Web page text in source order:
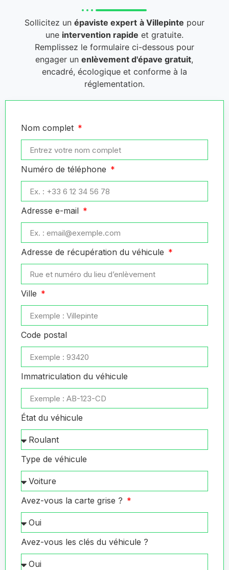
Sollicitez un épaviste expert à Villepinte pour
une intervention rapide et gratuite.
Remplissez le formulaire ci-dessous pour
engager unenlèvement d'épave gratuit,
encadré, écologique et conforme à la
réglementation.
Nom complet
Numéro de téléphone
Adresse e-mail
Adresse de récupération du véhicule
Ville
Code postal
Immatriculation du véhicule
État du véhicule
Type de véhicule
Avez-vous la carte grise ?
Avez-vous les clés du véhicule ?